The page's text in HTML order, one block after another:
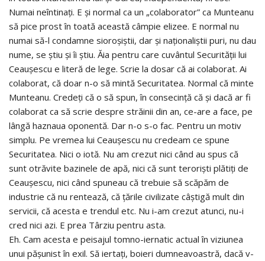
Numai neîntinați. E și normal ca un „colaborator” ca Munteanu
să pice prost în toată această câmpie elizee. E normal nu
numai să-l condamne sioroșiștii, dar și naționaliștii puri, nu dau
nume, se știu și îi știu. Ăia pentru care cuvântul Securității lui
Ceaușescu e literă de lege. Scrie la dosar că ai colaborat. Ai
colaborat, că doar n-o să mintă Securitatea. Normal că minte
Munteanu. Credeți că o să spun, în consecință că și dacă ar fi
colaborat ca să scrie despre străinii din an, ce-are a face, pe
lângă haznaua oponentă. Dar n-o s-o fac. Pentru un motiv
simplu. Pe vremea lui Ceaușescu nu credeam ce spune
Securitatea. Nici o iotă. Nu am crezut nici când au spus că
sunt otrăvite bazinele de apă, nici că sunt teroriști plătiți de
Ceaușescu, nici când spuneau că trebuie să scăpăm de
industrie că nu rentează, că țările civilizate câștigă mult din
servicii, că acesta e trendul etc. Nu i-am crezut atunci, nu-i
cred nici azi. E prea Târziu pentru asta.
Eh. Cam acesta e peisajul tomno-iernatic actual în viziunea
unui pășunist în exil. Să iertați, boieri dumneavoastră, dacă v-